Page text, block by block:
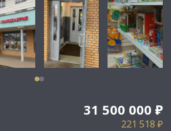
31 500 000 ₽
221 518 ₽